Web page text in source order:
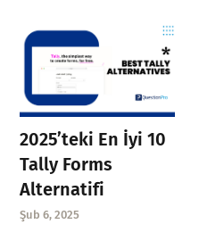
2025’teki En İyi 10
Tally Forms
Alternatifi
Şub 6, 2025